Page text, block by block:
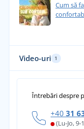
Cum să
Video-uri 1
Întrebări despre
+40 31
(Lu-Jo, 9-